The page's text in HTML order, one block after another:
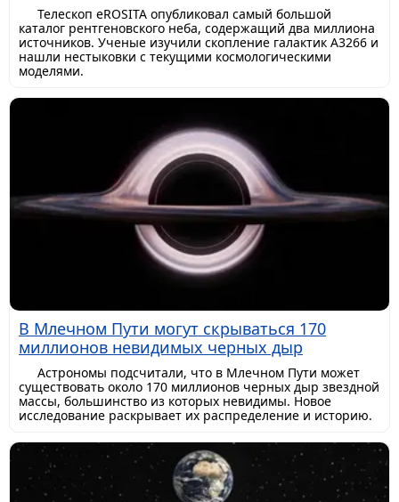
Телескоп eROSITA опубликовал самый большой
каталог рентгеновского неба, содержащий два миллиона
источников. Ученые изучили скопление галактик A3266 и
нашли нестыковки с текущими космологическими
моделями.
В Млечном Пути могут скрываться 170
миллионов невидимых черных дыр
Астрономы подсчитали, что в Млечном Пути может
существовать около 170 миллионов черных дыр звездной
массы, большинство из которых невидимы. Новое
исследование раскрывает их распределение и историю.